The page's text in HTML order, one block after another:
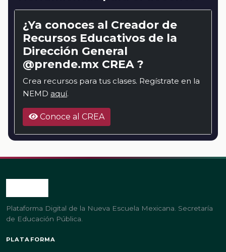
¿Ya conoces al Creador de
Recursos Educativos de la
Dirección General
@prende.mx CREA ?
Crea recursos para tus clases. Regístrate en la
NEMD aquí.
Conoce al CREA
Plataforma Digital de la Nueva Escuela Mexicana. Secretaría
de Educación Pública.
PLATAFORMA